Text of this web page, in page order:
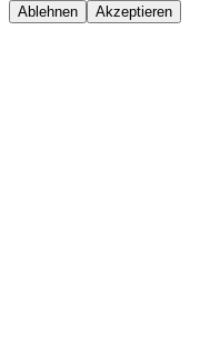
Ablehnen Akzeptieren